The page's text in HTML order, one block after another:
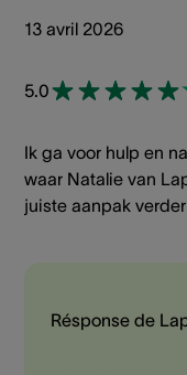
13 avril 2026
5.0
Ik ga voor hulp en
waar Natalie van
juiste aanpak
Résponse de